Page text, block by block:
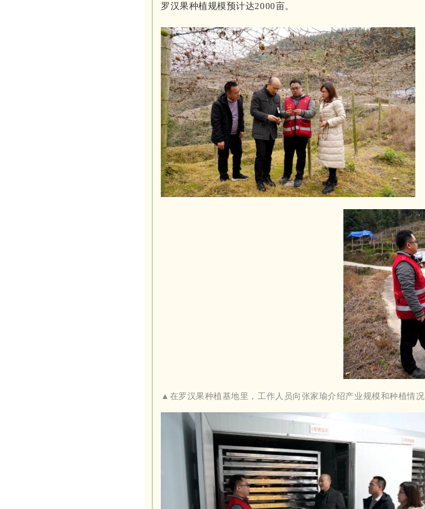
罗汉果种植规模预计达2000亩。
▲在罗汉果种植基地里，工作人员向张家瑜介绍产业规模和种植情况